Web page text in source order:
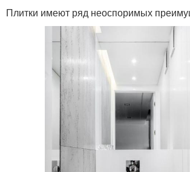
Плитки имеют ряд неоспоримых